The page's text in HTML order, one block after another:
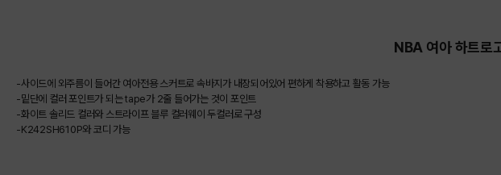
NBA 여아 하트
-사이드에 외주름이 들어간 여아전용 스커트로 속바지가 내장되어있어 편하게 착용하고 활동 가능
-밑단에 컬러 포인트가 되는 tape가 2줄 들어가는 것이 포인트
-화이트 솔리드 컬러와 스트라이프 블루 컬러웨이 두컬러로 구성
-K242SH610P와 코디 가능